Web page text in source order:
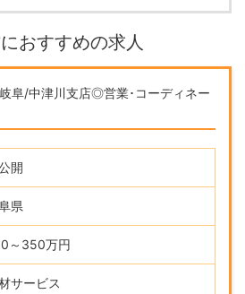
おすすめの求人
岐阜/中津川支店◎営業･コーディネー
開
県
～350万円
サービス